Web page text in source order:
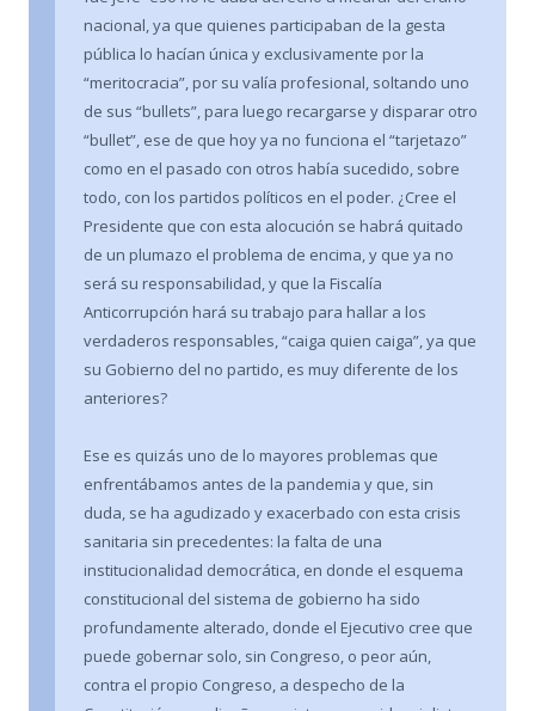
nacional, ya que quienes participaban de la gesta
pública lo hacían única y exclusivamente por la
“meritocracia”, por su valía profesional, soltando uno
de sus “bullets”, para luego recargarse y disparar otro
“bullet”, ese de que hoy ya no funciona el “tarjetazo”
como en el pasado con otros había sucedido, sobre
todo, con los partidos políticos en el poder. ¿Cree el
Presidente que con esta alocución se habrá quitado
de un plumazo el problema de encima, y que ya no
será su responsabilidad, y que la Fiscalía
Anticorrupción hará su trabajo para hallar a los
verdaderos responsables, “caiga quien caiga”, ya que
su Gobierno del no partido, es muy diferente de los
anteriores?
Ese es quizás uno de lo mayores problemas que
enfrentábamos antes de la pandemia y que, sin
duda, se ha agudizado y exacerbado con esta crisis
sanitaria sin precedentes: la falta de una
institucionalidad democrática, en donde el esquema
constitucional del sistema de gobierno ha sido
profundamente alterado, donde el Ejecutivo cree que
puede gobernar solo, sin Congreso, o peor aún,
contra el propio Congreso, a despecho de la